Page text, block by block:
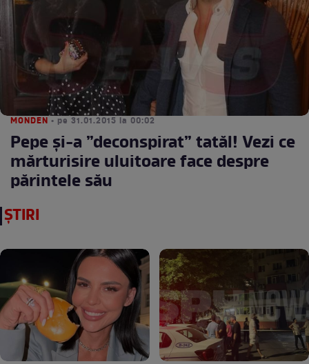
MONDEN • pe 31.01.2015 la 00:02
Pepe și-a ”deconspirat” tatăl! Vezi ce
mărturisire uluitoare face despre
părintele său
ȘTIRI